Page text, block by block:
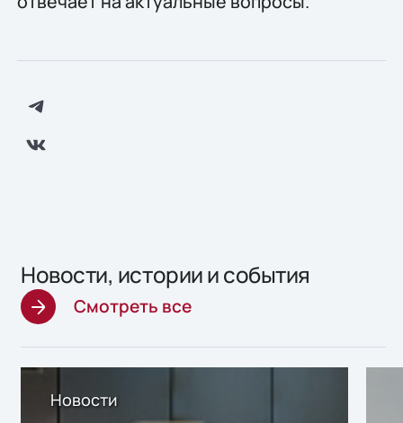
Новости, истории и события
Смотреть все
Новости